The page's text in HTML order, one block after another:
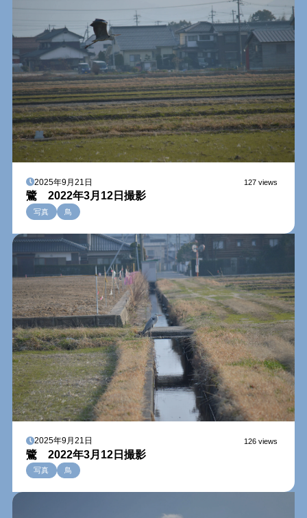
2025年9月21日 127 views
鷺 2022年3月12日撮影
写真 鳥
2025年9月21日 126 views
鷺 2022年3月12日撮影
写真 鳥